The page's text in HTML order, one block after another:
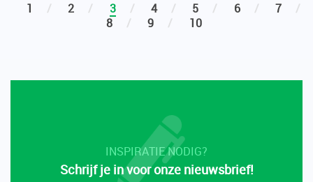
1 2 3 4 5 6
7
8
9 10
INSPIRATIE NODIG?
Schrijf je in voor onze nieuwsbrief!